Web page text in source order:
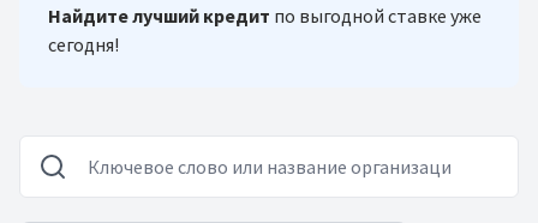
Найдите лучший кредит по выгодной ставке уже
сегодня!